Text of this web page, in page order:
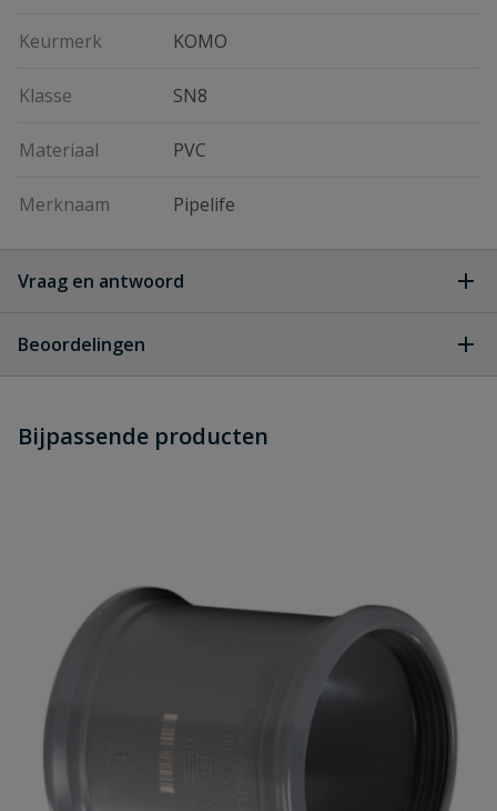
Keurmerk KOMO
Klasse SN8
Materiaal PVC
Merknaam Pipelife
Vraag en antwoord
dit product?
Beoordelingen
Schrijf zelf een beoordeling
Naam
Samenvatting
Bijpassende producten